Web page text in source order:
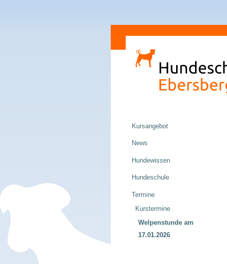
zum
Inhalt
Direkt
Navigation
Kursangebot
News
Hundewissen
Hundeschule
Termine
Kurstermine
Welpenstunde am
17.01.2026